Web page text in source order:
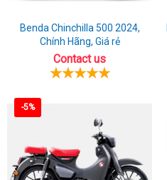
Benda Chinchilla 500 2024,
Chính Hãng, Giá rẻ
Contact us
-5%